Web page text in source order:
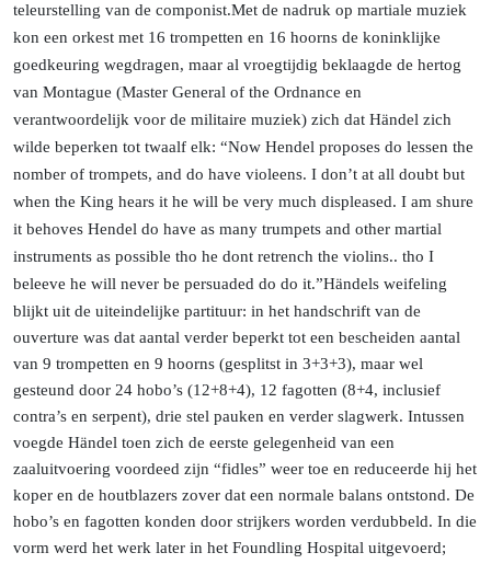
teleurstelling van de componist.Met de nadruk op martiale muziek
kon een orkest met 16 trompetten en 16 hoorns de koninklijke
goedkeuring wegdragen, maar al vroegtijdig beklaagde de hertog
van Montague (Master General of the Ordnance en
verantwoordelijk voor de militaire muziek) zich dat Händel zich
wilde beperken tot twaalf elk: “Now Hendel proposes do lessen the
nomber of trompets, and do have violeens. I don’t at all doubt but
when the King hears it he will be very much displeased. I am shure
it behoves Hendel do have as many trumpets and other martial
instruments as possible tho he dont retrench the violins.. tho I
beleeve he will never be persuaded do do it.”Händels weifeling
blijkt uit de uiteindelijke partituur: in het handschrift van de
ouverture was dat aantal verder beperkt tot een bescheiden aantal
van 9 trompetten en 9 hoorns (gesplitst in 3+3+3), maar wel
gesteund door 24 hobo’s (12+8+4), 12 fagotten (8+4, inclusief
contra’s en serpent), drie stel pauken en verder slagwerk. Intussen
voegde Händel toen zich de eerste gelegenheid van een
zaaluitvoering voordeed zijn “fidles” weer toe en reduceerde hij het
koper en de houtblazers zover dat een normale balans ontstond. De
hobo’s en fagotten konden door strijkers worden verdubbeld. In die
vorm werd het werk later in het Foundling Hospital uitgevoerd;